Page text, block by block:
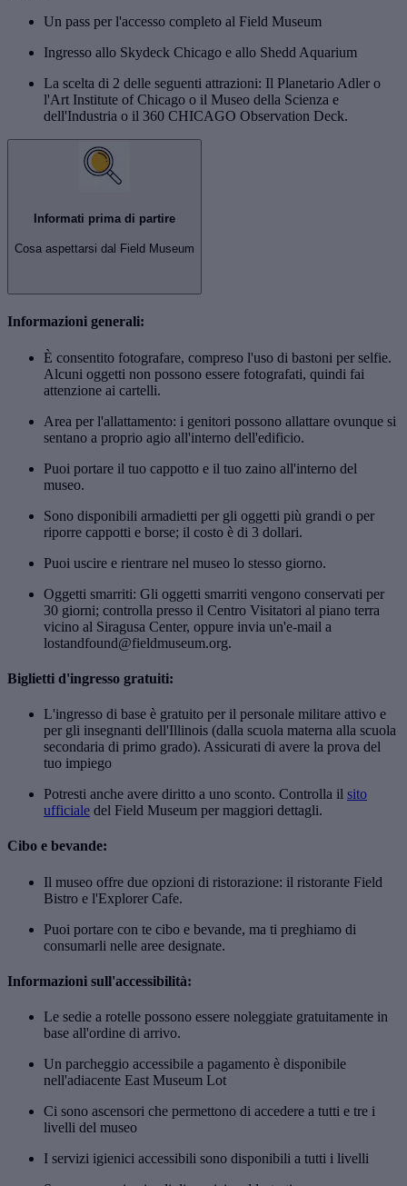
Un pass per l'accesso completo al Field Museum
Ingresso allo Skydeck Chicago e allo Shedd Aquarium
La scelta di 2 delle seguenti attrazioni: Il Planetario Adler o
l'Art Institute of Chicago o il Museo della Scienza e
dell'Industria o il 360 CHICAGO Observation Deck.
Informati prima di partire
Cosa aspettarsi dal Field Museum
Informazioni generali:
È consentito fotografare, compreso l'uso di bastoni per selfie.
Alcuni oggetti non possono essere fotografati, quindi fai
attenzione ai cartelli.
Area per l'allattamento: i genitori possono allattare ovunque si
sentano a proprio agio all'interno dell'edificio.
Puoi portare il tuo cappotto e il tuo zaino all'interno del
museo.
Sono disponibili armadietti per gli oggetti più grandi o per
riporre cappotti e borse; il costo è di 3 dollari.
Puoi uscire e rientrare nel museo lo stesso giorno.
Oggetti smarriti: Gli oggetti smarriti vengono conservati per
30 giorni; controlla presso il Centro Visitatori al piano terra
vicino al Siragusa Center, oppure invia un'e-mail a
lostandfound@fieldmuseum.org.
Biglietti d'ingresso gratuiti:
L'ingresso di base è gratuito per il personale militare attivo e
per gli insegnanti dell'Illinois (dalla scuola materna alla scuola
secondaria di primo grado). Assicurati di avere la prova del
tuo impiego
Potresti anche avere diritto a uno sconto. Controlla il sito
ufficiale del Field Museum per maggiori dettagli.
Cibo e bevande:
Il museo offre due opzioni di ristorazione: il ristorante Field
Bistro e l'Explorer Cafe.
Puoi portare con te cibo e bevande, ma ti preghiamo di
consumarli nelle aree designate.
Informazioni sull'accessibilità:
Le sedie a rotelle possono essere noleggiate gratuitamente in
base all'ordine di arrivo.
Un parcheggio accessibile a pagamento è disponibile
nell'adiacente East Museum Lot
Ci sono ascensori che permettono di accedere a tutti e tre i
livelli del museo
I servizi igienici accessibili sono disponibili a tutti i livelli